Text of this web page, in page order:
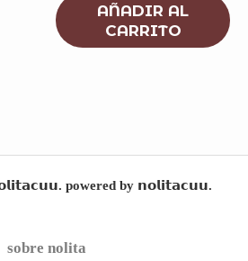
AÑADIR AL
CARRITO
powered by 𝗻𝗼𝗹𝗶𝘁𝗮𝗰𝘂𝘂.
sobre nolita